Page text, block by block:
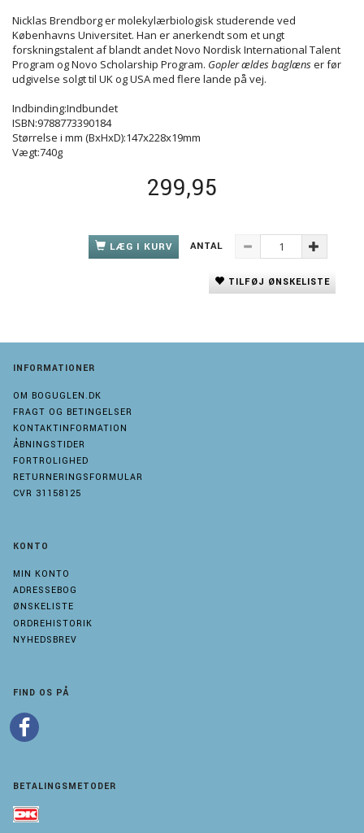
Nicklas Brendborg er molekylærbiologisk studerende ved
Københavns Universitet. Han er anerkendt som et ungt
forskningstalent af blandt andet Novo Nordisk International Talent
Program og Novo Scholarship Program. Gopler ældes baglænser før
udgivelse solgt til UK og USA med flere lande på vej.
Indbinding:Indbundet
ISBN:9788773390184
Størrelse i mm (BxHxD):147x228x19mm
Vægt:740g
299,95
LÆG I KURV ANTAL
TILFØJ ØNSKELISTE
INFORMATIONER
OM BOGUGLEN.DK
FRAGT OG BETINGELSER
KONTAKTINFORMATION
ÅBNINGSTIDER
FORTROLIGHED
RETURNERINGSFORMULAR
CVR 31158125
KONTO
MIN KONTO
ADRESSEBOG
ØNSKELISTE
ORDREHISTORIK
NYHEDSBREV
FIND OS PÅ
BETALINGSMETODER